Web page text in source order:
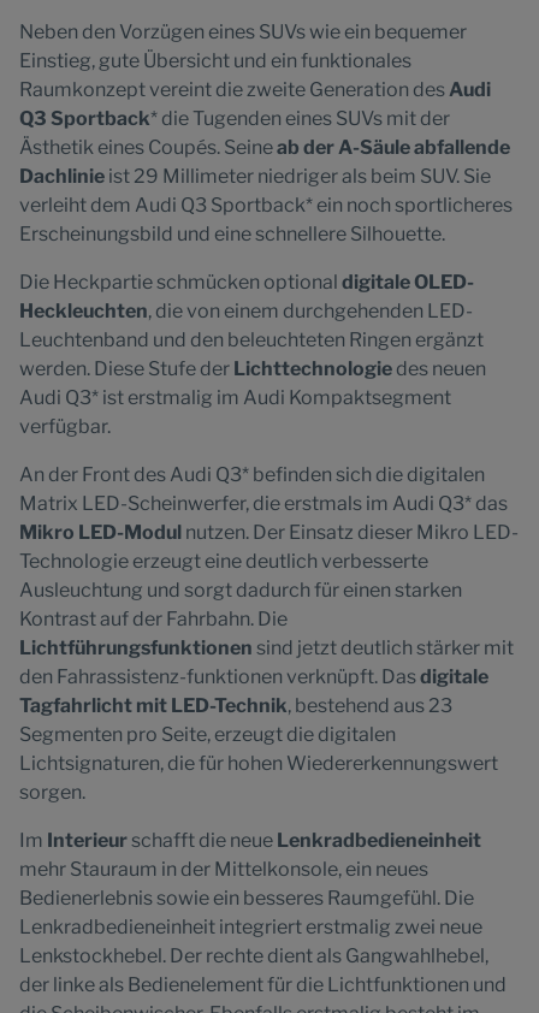
Neben den Vorzügen eines SUVs wie ein bequemer
Einstieg, gute Übersicht und ein funktionales
Raumkonzept vereint die zweite Generation desAudi
Q3 Sportback* die Tugenden eines SUVs mit der
Ästhetik eines Coupés. Seineab der A-Säule abfallende
Dachlinie ist 29 Millimeter niedriger als beim SUV. Sie
verleiht dem Audi Q3 Sportback* ein noch sportlicheres
Erscheinungsbild und eine schnellere Silhouette.
Die Heckpartie schmücken optional digitale OLED-
Heckleuchten, die von einem durchgehenden LED-
Leuchtenband und den beleuchteten Ringen ergänzt
werden. Diese Stufe der Lichttechnologie des neuen
Audi Q3* ist erstmalig im Audi Kompaktsegment
verfügbar.
An der Front des Audi Q3* befinden sich die digitalen
Matrix LED-Scheinwerfer, die erstmals im Audi Q3* das
Mikro LED-Modul nutzen. Der Einsatz dieser Mikro LED-
Technologie erzeugt eine deutlich verbesserte
Ausleuchtung und sorgt dadurch für einen starken
Kontrast auf der Fahrbahn. Die
Lichtführungsfunktionen sind jetzt deutlich stärker mit
den Fahrassistenz-funktionen verknüpft. Dasdigitale
Tagfahrlicht mit LED-Technik, bestehend aus 23
Segmenten pro Seite, erzeugt die digitalen
Lichtsignaturen, die für hohen Wiedererkennungswert
sorgen.
Im Interieurschafft die neue Lenkradbedieneinheit
mehr Stauraum in der Mittelkonsole, ein neues
Bedienerlebnis sowie ein besseres Raumgefühl. Die
Lenkradbedieneinheit integriert erstmalig zwei neue
Lenkstockhebel. Der rechte dient als Gangwahlhebel,
der linke als Bedienelement für die Lichtfunktionen und